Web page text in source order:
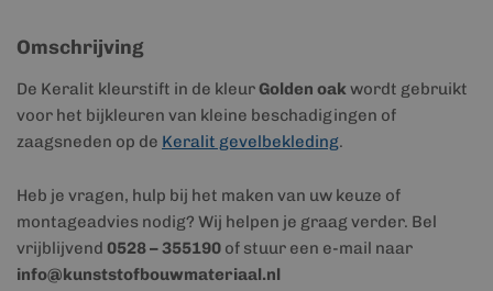
Omschrijving
De Keralit kleurstift in de kleurGolden oakwordt gebruikt
voor het bijkleuren van kleine beschadigingen of
zaagsneden op de Keralit gevelbekleding.
Heb je vragen, hulp bij het maken van uw keuze of
montageadvies nodig? Wij helpen je graag verder. Bel
vrijblijvend 0528 – 355190 of stuur een e-mail naar
info@kunststofbouwmateriaal.nl